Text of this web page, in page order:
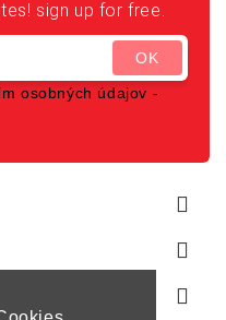
sign up for free.
osobných údajov -


